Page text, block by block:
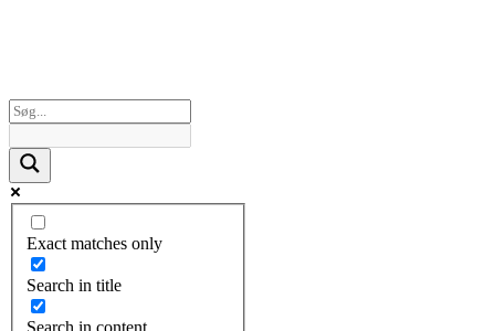
Exact matches only
Search in title
Search in content